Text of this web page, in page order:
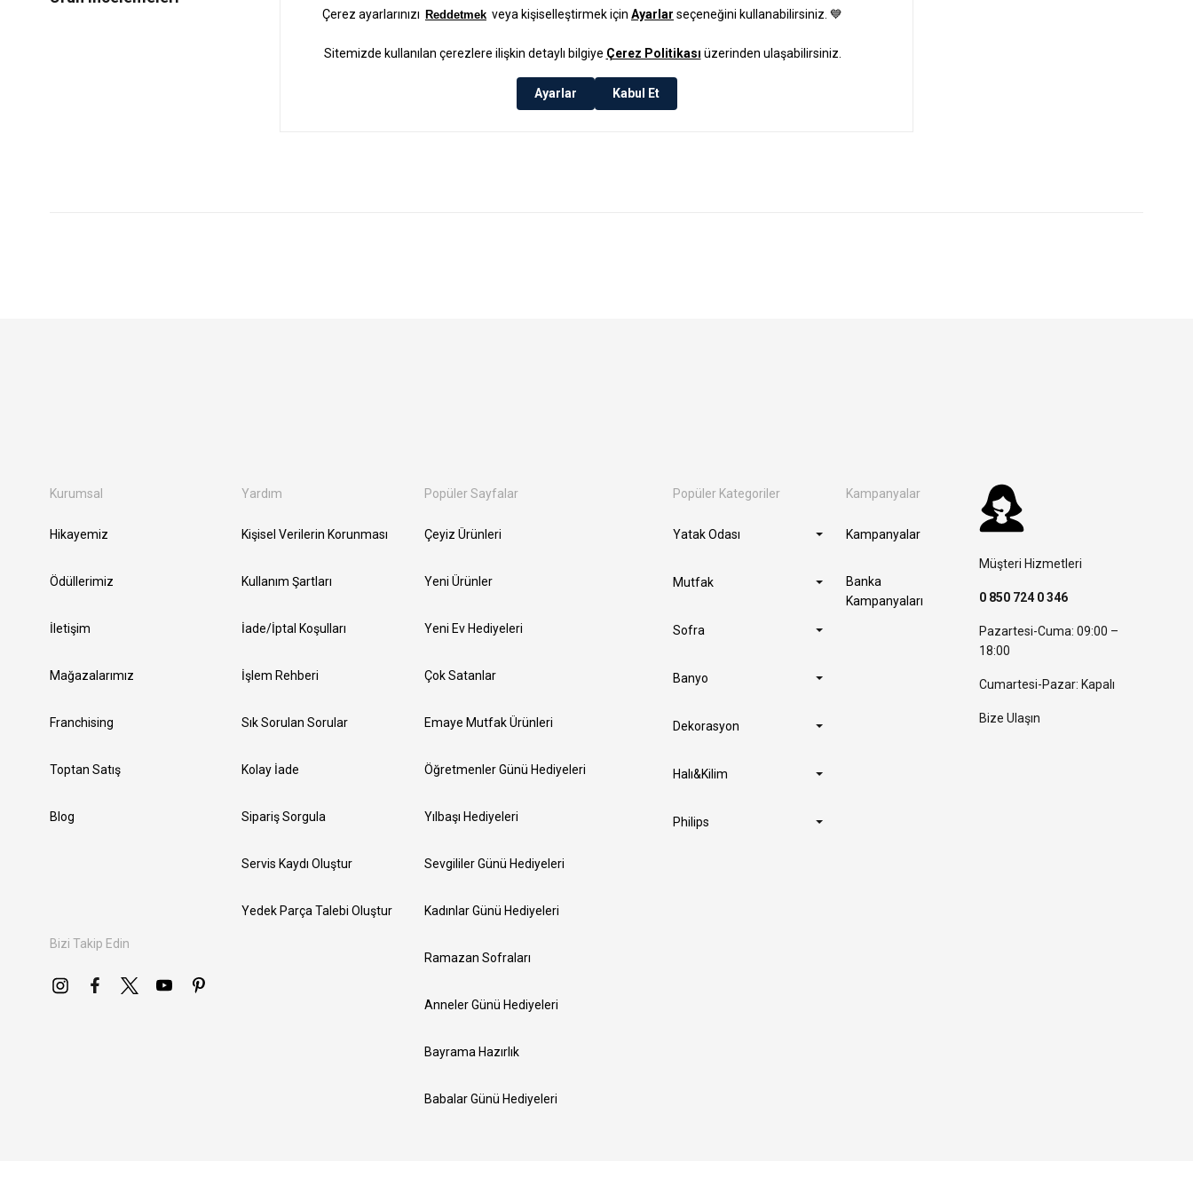
Kurumsal
Hikayemiz
Ödüllerimiz
İletişim
Mağazalarımız
Franchising
Toptan Satış
Blog
Bizi Takip Edin
Yardım
Kişisel Verilerin Korunması
Kullanım Şartları
İade/İptal Koşulları
İşlem Rehberi
Sık Sorulan Sorular
Kolay İade
Sipariş Sorgula
Servis Kaydı Oluştur
Yedek Parça Talebi Oluştur
Popüler Sayfalar
Çeyiz Ürünleri
Yeni Ürünler
Yeni Ev Hediyeleri
Çok Satanlar
Emaye Mutfak Ürünleri
Öğretmenler Günü Hediyeleri
Yılbaşı Hediyeleri
Sevgililer Günü Hediyeleri
Kadınlar Günü Hediyeleri
Ramazan Sofraları
Anneler Günü Hediyeleri
Bayrama Hazırlık
Babalar Günü Hediyeleri
Popüler Kategoriler
Yatak Odası
Mutfak
Sofra
Banyo
Dekorasyon
Halı&Kilim
Philips
Kampanyalar
Kampanyalar
Banka
Kampanyaları
Müşteri Hizmetleri
0 850 724 0 346
Pazartesi-Cuma: 09:00 –
18:00
Cumartesi-Pazar: Kapalı
Bize Ulaşın